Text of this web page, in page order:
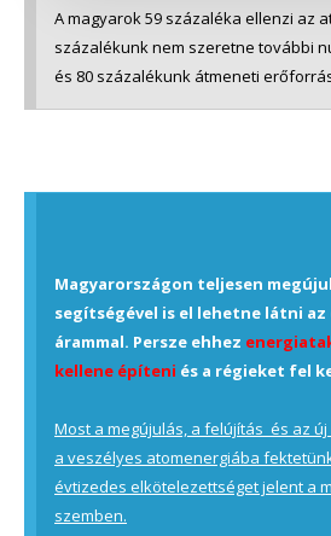
A magyarok 59 százaléka ellenzi az
százalékunk nem szeretne további
és 80 százalékunk átmeneti
Magyarországon teljesen
segítségével is el lehetne látni
árammal. Persze ehhez
kellene építeni és a régieket fel
Most a megújulás, a felújítás és az
a veszélyes atomenergiába
évtizedes elkötelezettséget jelent a
szemben.